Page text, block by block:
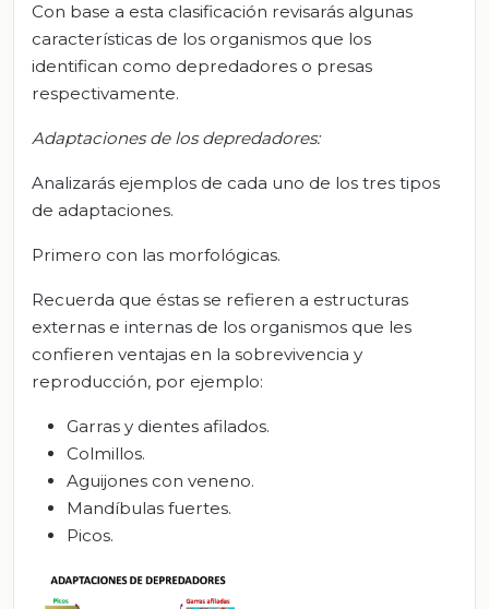
Con base a esta clasificación revisarás algunas
características de los organismos que los
identifican como depredadores o presas
respectivamente.
Adaptaciones de los depredadores:
Analizarás ejemplos de cada uno de los tres tipos
de adaptaciones.
Primero con las morfológicas.
Recuerda que éstas se refieren a estructuras
externas e internas de los organismos que les
confieren ventajas en la sobrevivencia y
reproducción, por ejemplo:
Garras y dientes afilados.
Colmillos.
Aguijones con veneno.
Mandíbulas fuertes.
Picos.